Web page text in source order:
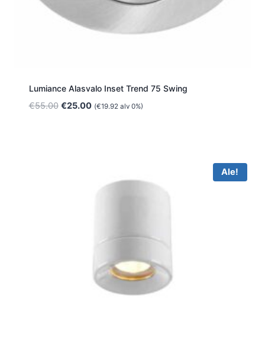
Lumiance Alasvalo Inset Trend 75 Swing
€55.00 Alkuperäinen
€25.00Nykyinen
(€19.92alv 0%)
Ale!